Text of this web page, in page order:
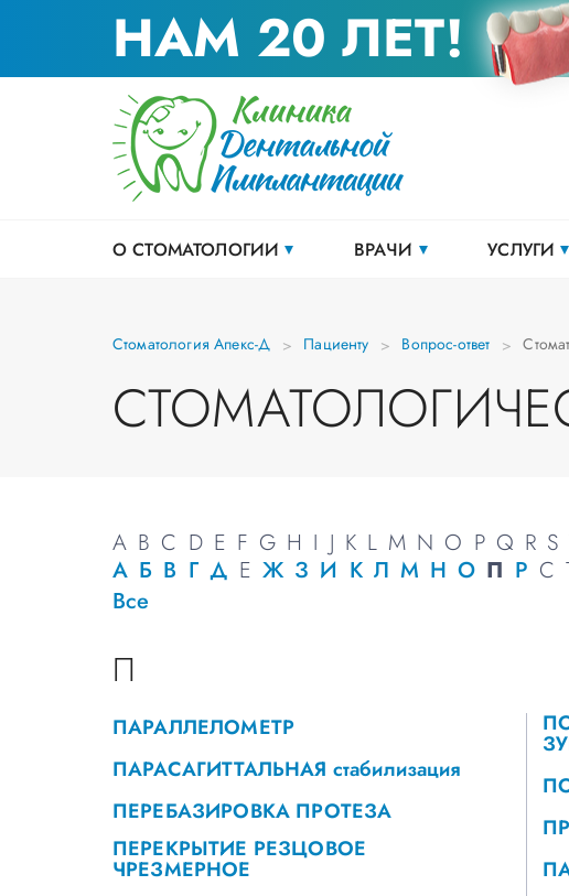
НАМ 20 ЛЕТ!
О СТОМАТОЛОГИИ ВРАЧИ УСЛУГИ
Стоматология Апекс-Д Пациенту Вопрос-ответ
A B C D E F G H I J K L M N O P Q R S
А Б В Г Д Е Ж З И К Л М Н О П Р С
Все
П
ПАРАЛЛЕЛОМЕТР
ПАРАСАГИТТАЛЬНАЯ стабилизация
ПЕРЕБАЗИРОВКА ПРОТЕЗА
ПЕРЕКРЫТИЕ РЕЗЦОВОЕ
ЧРЕЗМЕРНОЕ